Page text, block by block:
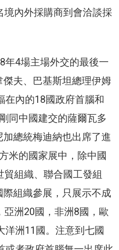
內外採購商到會洽談採
年4場主場外交的最後一
夫、巴基斯坦總理伊姆
在內的18國政府首腦和
同中國建交的薩爾瓦多
總統梅迪納也出席了進
米的國家展中，除中國
組織、聯合國工發組
組織參展，只展示不成
洲20國，非洲8國，歐
洋洲11國。注意到七國